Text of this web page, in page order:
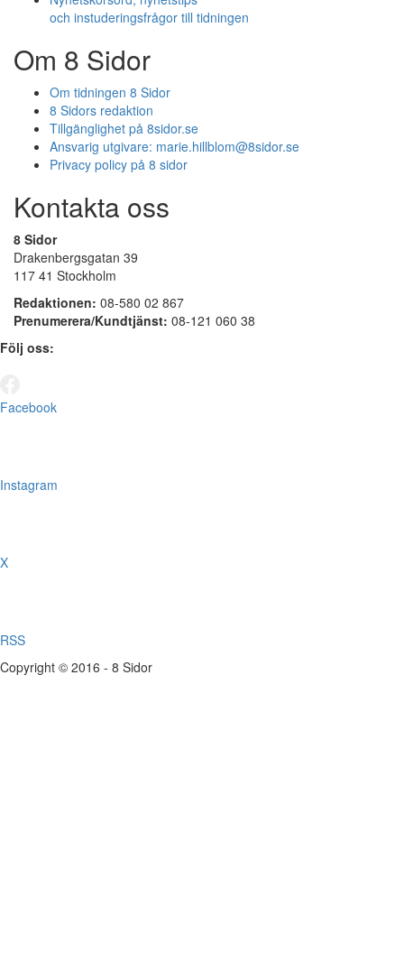
och instuderingsfrågor till tidningen
Om 8 Sidor
Om tidningen 8 Sidor
8 Sidors redaktion
Tillgänglighet på 8sidor.se
Ansvarig utgivare: marie.hillblom@8sidor.se
Privacy policy på 8 sidor
Kontakta oss
8 Sidor
Drakenbergsgatan 39
117 41 Stockholm
Redaktionen: 08-580 02 867
Prenumerera/Kundtjänst: 08-121 060 38
Följ oss:
Facebook
Instagram
X
RSS
Copyright © 2016 - 8 Sidor